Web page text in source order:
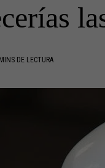
DE LECTURA